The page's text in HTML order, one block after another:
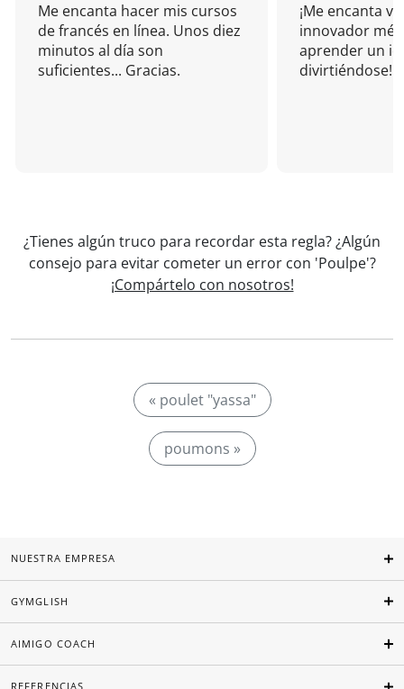
Me encanta hacer mis cursos
de francés en línea. Unos diez
minutos al día son
suficientes... Gracias.
¡Me encanta
innovador
aprender un
divirtiéndose!
¿Tienes algún truco para recordar esta regla? ¿Algún
consejo para evitar cometer un error con 'Poulpe'?
¡Compártelo con nosotros!
« poulet "yassa"
poumons »
NUESTRA EMPRESA
GYMGLISH
AIMIGO COACH
REFERENCIAS